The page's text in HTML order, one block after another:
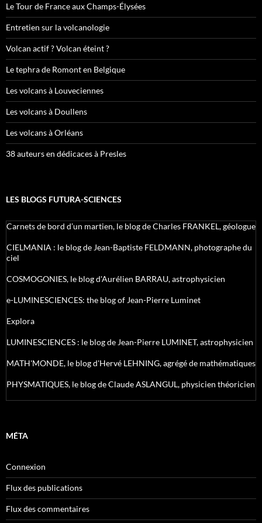
Le Tour de France aux Champs-Élysées
Entretien sur la volcanologie
Volcan actif ? Volcan éteint ?
Le tephra de Romont en Belgique
Les volcans à Louveciennes
Les volcans à Doullens
Les volcans à Orléans
38 auteurs en dédicaces à Presles
LES BLOGS FUTURA-SCIENCES
Carnets de bord d’un martien, le blog de Charles FRANKEL, géologue
CIELMANIA : le blog de Jean-Baptiste FELDMANN, photographe du
ciel
COSMOGONIES, le blog d'Aurélien BARRAU, astrophysicien
e-LUMINESCIENCES: the blog of Jean-Pierre Luminet
Explora
LUMINESCIENCES : le blog de Jean-Pierre LUMINET, astrophysicien
MATH'MONDE, le blog d'Hervé LEHNING, agrégé de mathématiques
PHYSMATIQUES, le blog de Claude ASLANGUL, physicien théoricien
MÉTA
Connexion
Flux des publications
Flux des commentaires